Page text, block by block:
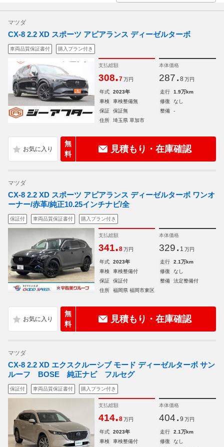
マツダ
CX-8 2.2 XD スポーツ アピアランス ディーゼルターボ
車両品質保証書付 購入プラン付き
支払総額
308.7 万円
本体価格
287. 8 万円
年式 2023年 走行
1.9万km
車検
車検整備無 修復
なし
保証
保証無 整備
-
住所
埼玉県 草加市
無
料
見積もり・在庫確認
マツダ
CX-8 2.2 XD スポーツ アピアランス ディーゼルターボ ワンオ
ーナー/赤革/純正10.25インチナビ/全
保証付 車両品質保証書付 購入プラン付き
支払総額
341.8 万円
本体価格
329. 1 万円
年式 2023年 走行
2.1万km
車検
車検整備付 修復
なし
保証
保証付 整備
法定整備付
住所
福岡県 福岡市東区
無
料
見積もり・在庫確認
マツダ
CX-8 2.2 XD エクスクルーシブ モード ディーゼルターボ サン
ルーフ BOSE 純正ナビ フルセグ
保証付 車両品質保証書付 購入プラン付き
支払総額
414.8 万円
本体価格
404. 9 万円
年式 2023年 走行
2.1万km
車検
車検整備付 修復
なし